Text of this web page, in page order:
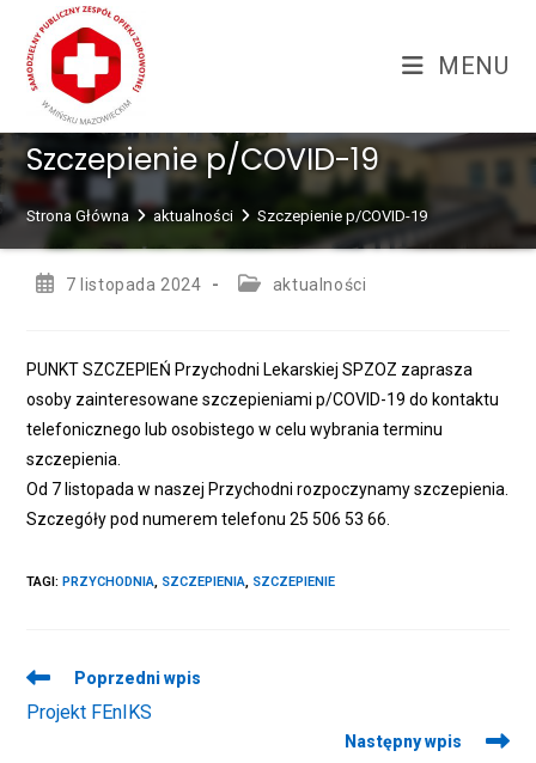
treści
content
MENU
Szczepienie p/COVID-19
Strona Główna aktualności Szczepienie p/COVID-19
Post7 listopada 2024
Postaktualności
PUNKT SZCZEPIEŃ Przychodni Lekarskiej SPZOZ zaprasza
osoby zainteresowane szczepieniami p/COVID-19 do kontaktu
telefonicznego lub osobistego w celu wybrania terminu
szczepienia.
Od 7 listopada w naszej Przychodni rozpoczynamy szczepienia.
Szczegóły pod numerem telefonu 25 506 53 66.
TAGI:PRZYCHODNIA, SZCZEPIENIA, SZCZEPIENIE
Read
more
articles
Poprzedni wpis
Projekt FEnIKS
Następny wpis